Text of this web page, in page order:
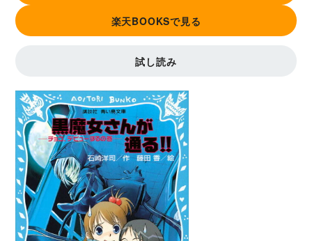
楽天BOOKSで見る
試し読み